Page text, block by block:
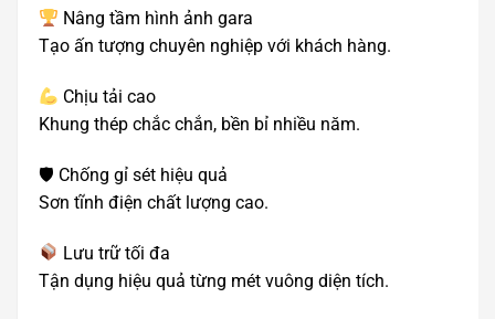
Nâng tầm hình ảnh gara
Tạo ấn tượng chuyên nghiệp với khách hàng.
Chịu tải cao
Khung thép chắc chắn, bền bỉ nhiều năm.
🛡 Chống gỉ sét hiệu quả
Sơn tĩnh điện chất lượng cao.
Lưu trữ tối đa
Tận dụng hiệu quả từng mét vuông diện tích.